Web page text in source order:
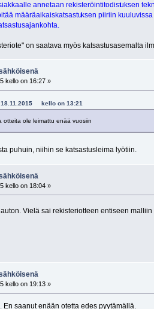
annetaan rekisteröintitodistuksen
määräaikaiskatsastuksen piiriin
on saatava myös katsastusasemalta
kello on 16:27 »
18.11.2015 kello on 13:21
otteita ole leimattu enää vuosiin
puhuin, niihin se katsastusleima lyötiin.
kello on 18:04 »
Vielä sai rekisteriotteen entiseen malliin
kello on 19:13 »
saanut enään otetta edes pyytämällä.